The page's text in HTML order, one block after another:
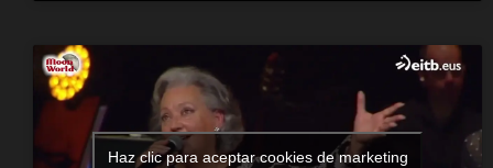
Haz clic para aceptar cookies de marketing